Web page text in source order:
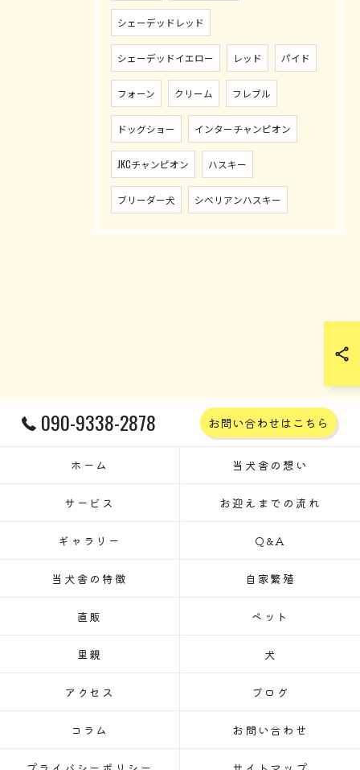
シェーデッドレッド
シェーデッドイエロー レッド パイド
フォーン クリーム フレブル
ドッグショー インターチャンピオン
JKCチャンピオン ハスキー
ブリーダー犬 シベリアンハスキー
090-9338-2878 お問い合わせはこちら
ホーム 当犬舎の想い
サービス お迎えまでの流れ
ギャラリー Q&A
当犬舎の特徴 自家繁殖
直販 ペット
里親 犬
アクセス ブログ
コラム お問い合わせ